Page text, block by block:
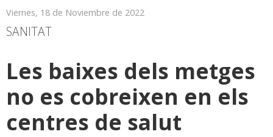
Viernes, 18 de Noviembre de 2022
SANITAT
Les baixes dels metges
no es cobreixen en els
centres de salut